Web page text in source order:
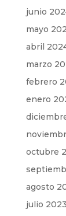
junio
mayo
abril
marzo
febrero
enero
octubre
agosto
julio 2023